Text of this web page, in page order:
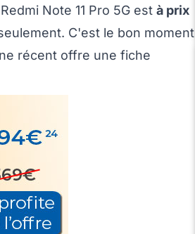
Note 11 Pro 5G est à prix
C'est le bon moment
récent offre une fiche